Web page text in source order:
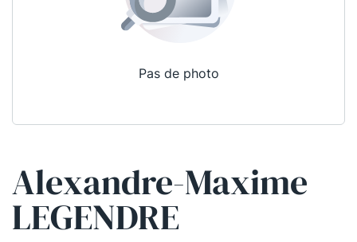
Pas de photo
Alexandre-Maxime
LEGENDRE
Qui sommes-nous ?
La Conférence